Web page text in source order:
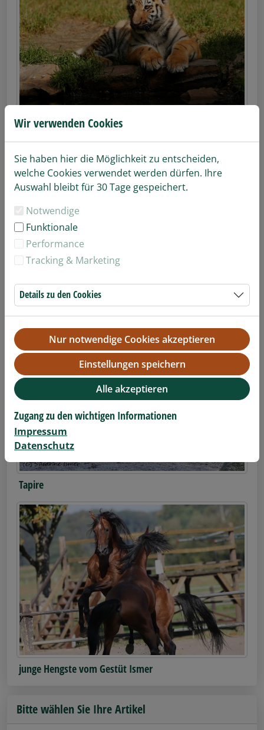
Tigernachwuchs
Erdmännchen
Tapire
junge Hengste vom Gestüt Ismer
Bitte wählen Sie Ihre Artikel
Wir verwenden Cookies
Sie haben hier die Möglichkeit zu entscheiden,
welche Cookies verwendet werden dürfen. Ihre
Auswahl bleibt für 30 Tage gespeichert.
Notwendige
Funktionale
Performance
Tracking & Marketing
Details zu den Cookies
Nur notwendige Cookies akzeptieren
Einstellungen speichern
Alle akzeptieren
Zugang zu den wichtigen Informationen
Impressum
Datenschutz